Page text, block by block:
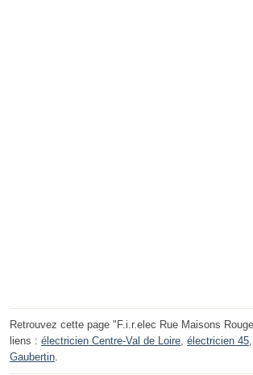
Retrouvez cette page "F.i.r.elec Rue Maisons
liens : électricien Centre-Val de Loire électricien 45
Gaubertin